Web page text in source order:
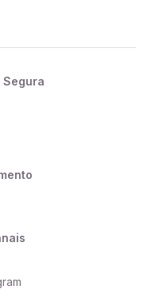
Segura